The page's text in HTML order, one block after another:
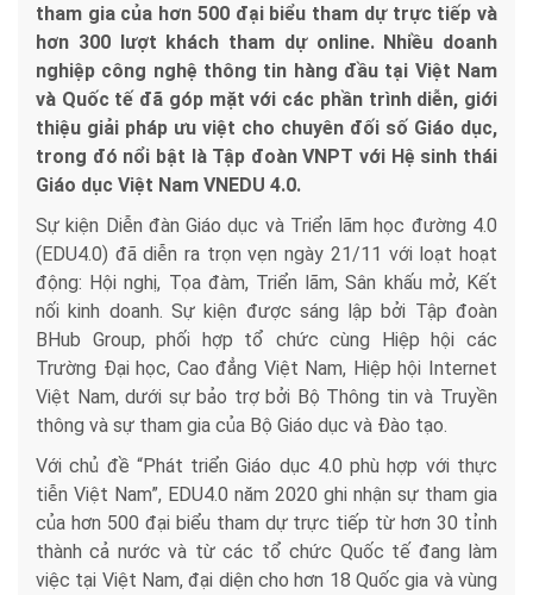
tham gia của hơn 500 đại biểu tham dự trực tiếp và
hơn 300 lượt khách tham dự online. Nhiều doanh
nghiệp công nghệ thông tin hàng đầu tại Việt Nam
và Quốc tế đã góp mặt với các phần trình diễn, giới
thiệu giải pháp ưu việt cho chuyên đối số Giáo dục,
trong đó nổi bật là Tập đoàn VNPT với Hệ sinh thái
Giáo dục Việt Nam VNEDU 4.0.
Sự kiện Diễn đàn Giáo dục và Triển lãm học đường 4.0
(EDU4.0) đã diễn ra trọn vẹn ngày 21/11 với loạt hoạt
động: Hội nghị, Tọa đàm, Triển lãm, Sân khấu mở, Kết
nối kinh doanh. Sự kiện được sáng lập bởi Tập đoàn
BHub Group, phối hợp tổ chức cùng Hiệp hội các
Trường Đại học, Cao đẳng Việt Nam, Hiệp hội Internet
Việt Nam, dưới sự bảo trợ bởi Bộ Thông tin và Truyền
thông và sự tham gia của Bộ Giáo dục và Đào tạo.
Với chủ đề “Phát triển Giáo dục 4.0 phù hợp với thực
tiễn Việt Nam”, EDU4.0 năm 2020 ghi nhận sự tham gia
của hơn 500 đại biểu tham dự trực tiếp từ hơn 30 tỉnh
thành cả nước và từ các tổ chức Quốc tế đang làm
việc tại Việt Nam, đại diện cho hơn 18 Quốc gia và vùng